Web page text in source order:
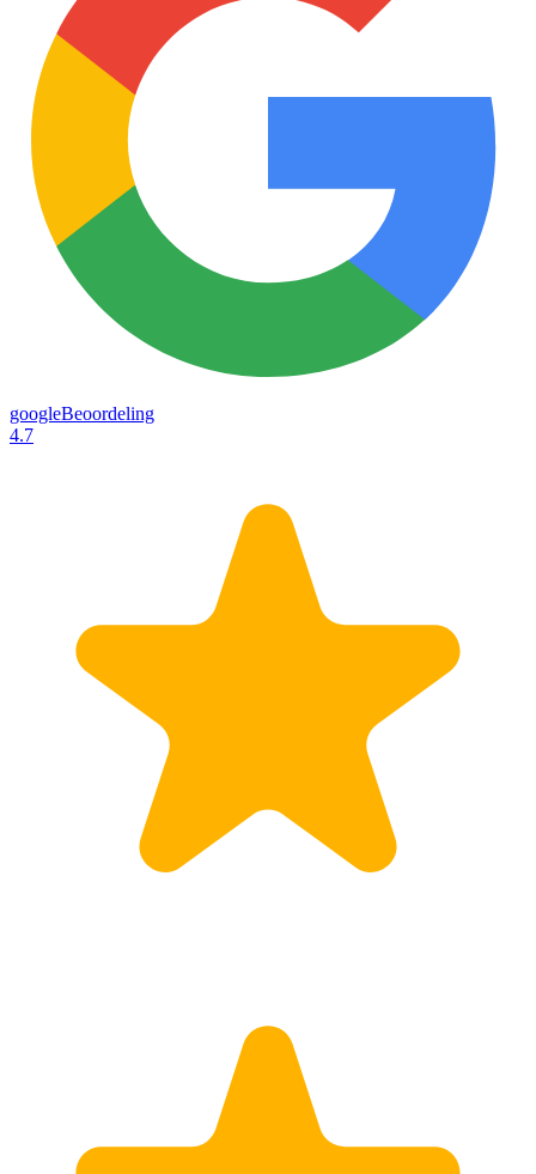
googleBeoordeling
4.7